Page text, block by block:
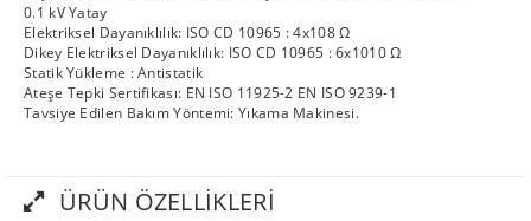
0.1 kV Yatay
Elektriksel Dayanıklılık: ISO CD 10965 : 4x108 Ω
Dikey Elektriksel Dayanıklılık: ISO CD 10965 : 6x1010 Ω
Statik Yükleme : Antistatik
Ateşe Tepki Sertifikası: EN ISO 11925-2 EN ISO 9239-1
Tavsiye Edilen Bakım Yöntemi: Yıkama Makinesi.
ÜRÜN ÖZELLIKLERI